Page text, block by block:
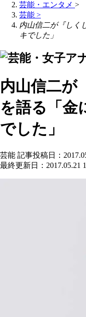
芸能・エンタメ >
芸能 >
内山信二が『しく
キでした」
内山信二が
を語る「金
でした」
芸能 記事投稿日：
最終更新日：2017.05.21